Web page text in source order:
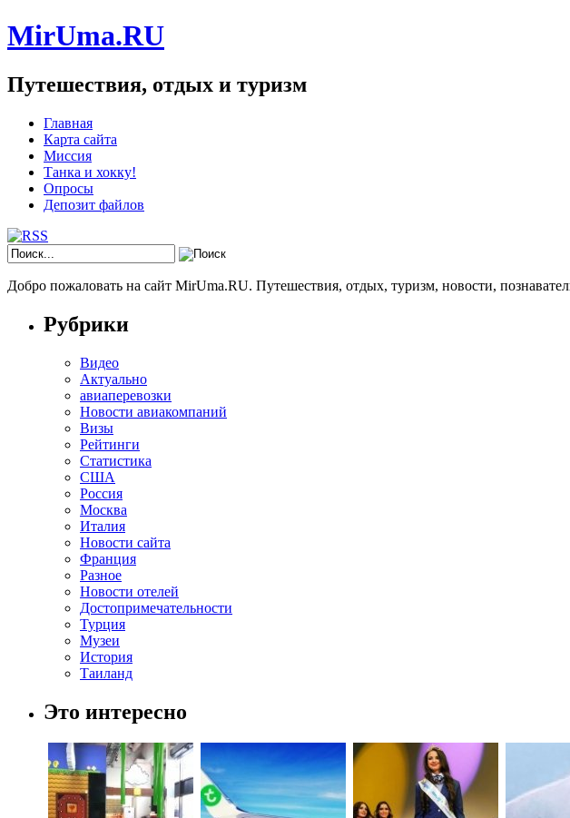
MirUma.RU
Путешествия, отдых и туризм
Главная
Карта сайта
Миссия
Танка и хокку!
Опросы
Депозит файлов
Добро пожаловать на сайт MirUma.RU. Путешествия, отдых, туризм, новости,
Рубрики
Видео
Актуально
авиаперевозки
Новости авиакомпаний
Визы
Рейтинги
Статистика
США
Россия
Москва
Италия
Новости сайта
Франция
Разное
Новости отелей
Достопримечательности
Турция
Музеи
История
Таиланд
Это интересно